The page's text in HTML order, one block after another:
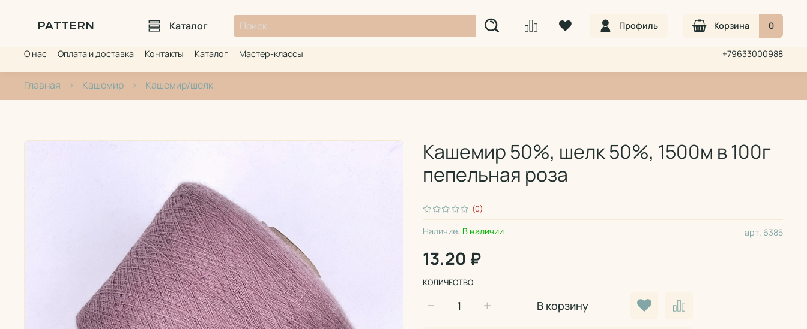
PATTERN Каталог Профиль Корзина 0
О нас Оплата и доставка Контакты Каталог Мастер-классы +79633000988
Главная Кашемир Кашемир/шелк
(0)
арт. 6385
Наличие: В наличии
Кашемир 50%, шелк 50%, 1500м в 100г
пепельная роза
13.20 ₽
КОЛИЧЕСТВО
В корзину